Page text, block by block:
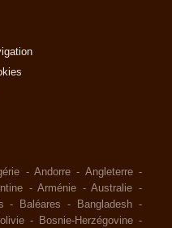
-Andorre - Angleterre -
-Arménie -Australie -
- Baléares - Bangladesh -
- Bosnie-Herzégovine -